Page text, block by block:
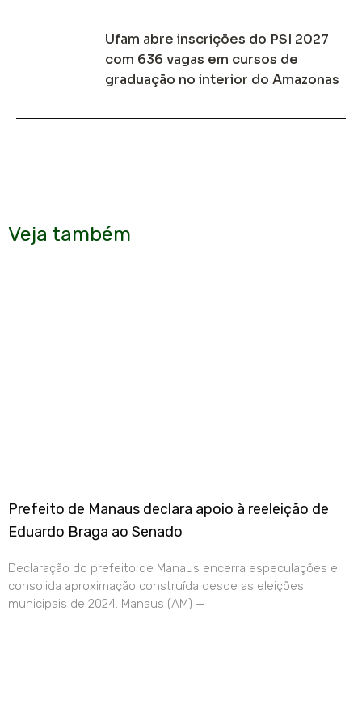
Ufam abre inscrições do PSI 2027
com 636 vagas em cursos de
graduação no interior do Amazonas
Veja também
Prefeito de Manaus declara apoio à reeleição de
Eduardo Braga ao Senado
Declaração do prefeito de Manaus encerra especulações e
consolida aproximação construída desde as eleições
municipais de 2024. Manaus (AM) —